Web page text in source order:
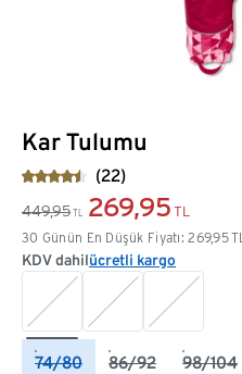
Kar Tulumu
(22)
449,95 TL 269,95 TL
30 Günün En Düşük Fiyatı: 269,95TL
KDV dahilücretli kargo
74/80 86/92 98/104